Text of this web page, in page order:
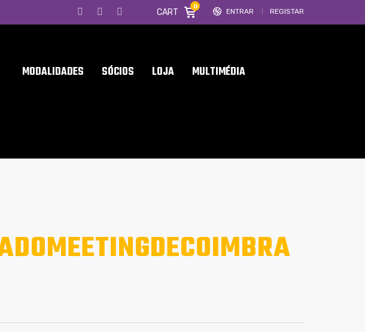
ENTRAR REGISTAR
CART
0
MODALIDADES SÓCIOS LOJA MULTIMÉDIA